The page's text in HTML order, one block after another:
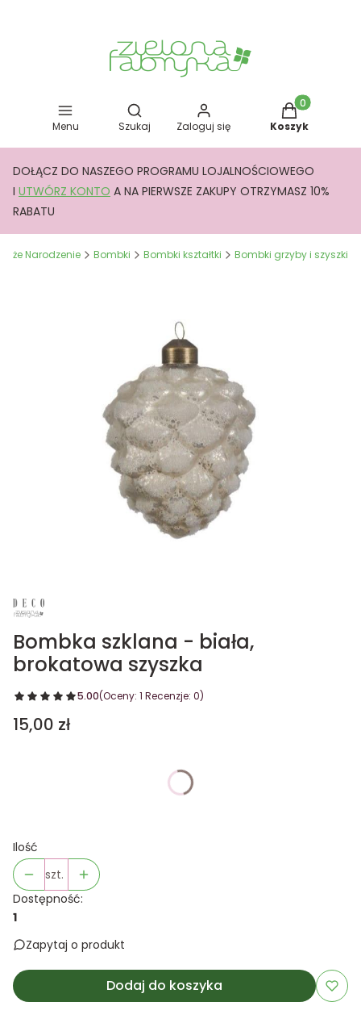
Menu
Otwórz wyszukiwarkę
Szukaj Zaloguj się
Produkty w
Koszyk
DOŁĄCZ DO NASZEGO PROGRAMU LOJALNOŚCIOWEGO
I UTWÓRZ KONTO A NA PIERWSZE ZAKUPY OTRZYMASZ 10%
RABATU
Boże Narodzenie Bombki Bombki kształtki Bombki grzyby i szyszki
Bombka szklana - biała,
brokatowa szyszka
5.00(Oceny: 1 Recenzje: 0)
Cena
15,00 zł
Poszczególne warianty mogą różnić się ceną
Ilość
szt.
Dostępność:
1
Zapytaj o produkt
Dodaj do koszyka